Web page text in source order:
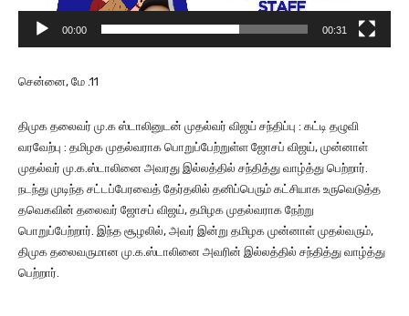
o
l
y
e
r
00:00 00:31
சென்னை, மே .11
திமுக தலைவர் மு.க ஸ்டாலினுடன் முதல்வர் விஜய் சந்திப்பு : கட்டி தழுவி
வரவேற்பு : தமிழக முதல்வராக பொறுப்பேற்றுள்ள ஜோசப் விஜய், முன்னாள்
முதல்வர் மு.க.ஸ்டாலினை அவரது இல்லத்தில் சந்தித்து வாழ்த்து பெற்றார்.
நடந்து முடிந்த சட்டப்பேரவைத் தேர்தலில் தனிப்பெரும் கட்சியாக உருவெடுத்த
தவெகவின் தலைவர் ஜோசப் விஜய், தமிழக முதல்வராக நேற்று
பொறுப்பேற்றார். இந்த சூழலில், அவர் இன்று தமிழக முன்னாள் முதல்வரும்,
திமுக தலைவருமான மு.க.ஸ்டாலினை அவரின் இல்லத்தில் சந்தித்து வாழ்த்து
பெற்றார்.